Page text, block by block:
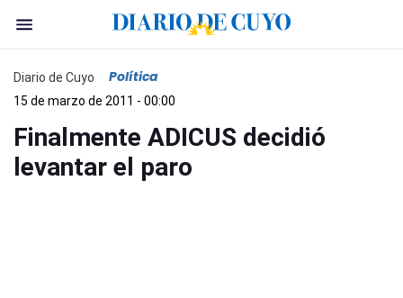
Diario de Cuyo Política
15 de marzo de 2011 - 00:00
Finalmente ADICUS decidió
levantar el paro